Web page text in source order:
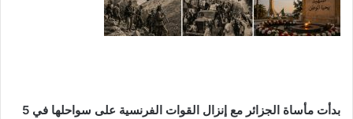
بدأت مأساة الجزائر مع إنزال القوات الفرنسية على سواحلها في 5